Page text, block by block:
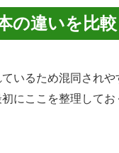
の違いを比
いるため混同され
にここを整理して